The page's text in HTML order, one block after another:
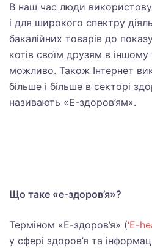
В наш час люди
і для широкого спектру
бакалійних товарів до
котів своїм друзям в
можливо. Також Інтернет
більше і більше в секторі
називають «Е-здоров’ям».
Що таке «е-здоров’я»?
Терміном «Е-здоров’я» (‘E-
у сфері здоров’я та